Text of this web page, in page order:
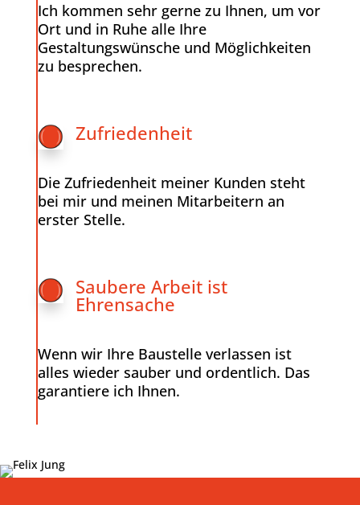
Ich kommen sehr gerne zu Ihnen, um vor
Ort und in Ruhe alle Ihre
Gestaltungswünsche und Möglichkeiten
zu besprechen.
Zufriedenheit
Die Zufriedenheit meiner Kunden steht
bei mir und meinen Mitarbeitern an
erster Stelle.
Saubere Arbeit ist
Ehrensache
Wenn wir Ihre Baustelle verlassen ist
alles wieder sauber und ordentlich. Das
garantiere ich Ihnen.